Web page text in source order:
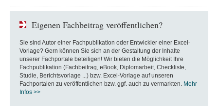
Eigenen Fachbeitrag veröffentlichen?
Sie sind Autor einer Fachpublikation oder Entwickler einer Excel-
Vorlage? Gern können Sie sich an der Gestaltung der Inhalte
unserer Fachportale beteiligen! Wir bieten die Möglichkeit Ihre
Fachpublikation (Fachbeitrag, eBook, Diplomarbeit, Checkliste,
Studie, Berichtsvorlage ...) bzw. Excel-Vorlage auf unseren
Fachportalen zu veröffentlichen bzw. ggf. auch zu vermarkten. Mehr
Infos >>